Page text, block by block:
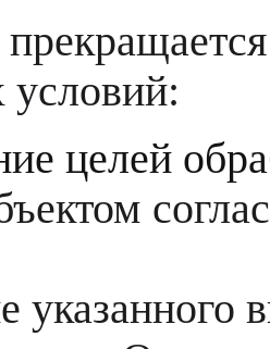
целей
указанного